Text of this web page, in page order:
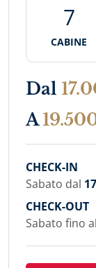
7
CABINE
Dal
A
CHECK-IN
Sabato dal
CHECK-OUT
Sabato fino al